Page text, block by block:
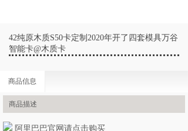
42纯原木质S50卡定制2020年开了四套模具万谷
智能卡@木质卡
商品信息
商品描述
阿里巴巴官网请点击购买